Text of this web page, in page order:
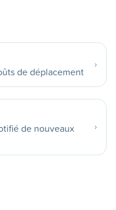
de déplacement
de nouveaux